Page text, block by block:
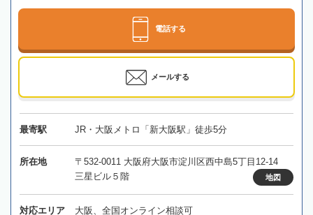
電話する
メールする
最寄駅 JR・大阪メトロ「新大阪駅」徒歩5分
所在地
〒532-0011 大阪府大阪市淀川区西中島5丁目12-14
三星ビル５階
地図
対応エリア 大阪、全国オンライン相談可